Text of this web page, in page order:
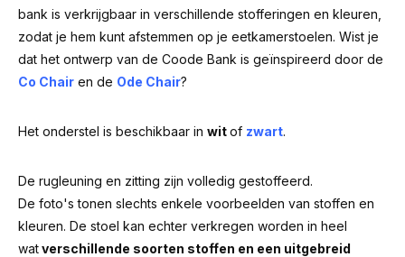
bank is verkrijgbaar in verschillende stofferingen en kleuren,
zodat je hem kunt afstemmen op je eetkamerstoelen. Wist je
dat het ontwerp van de Coode Bank is geïnspireerd door de
Co Chair en de Ode Chair?
Het onderstel is beschikbaar in witof zwart.
De rugleuning en zitting zijn volledig gestoffeerd.
De foto's tonen slechts enkele voorbeelden van stoffen en
kleuren. De stoel kan echter verkregen worden in heel
watverschillende soorten stoffen en een uitgebreid